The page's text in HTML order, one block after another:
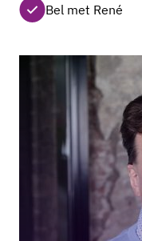
Bel met René